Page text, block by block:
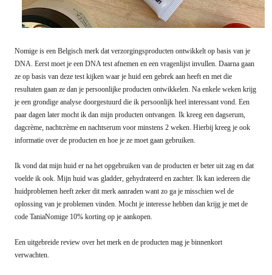
Nomige is een Belgisch merk dat verzorgingsproducten ontwikkelt op basis van je
DNA. Eerst moet je een DNA test afnemen en een vragenlijst invullen. Daarna gaan
ze op basis van deze test kijken waar je huid een gebrek aan heeft en met die
resultaten gaan ze dan je persoonlijke producten ontwikkelen. Na enkele weken krijg
je een grondige analyse doorgestuurd die ik persoonlijk heel interessant vond. Een
paar dagen later mocht ik dan mijn producten ontvangen. Ik kreeg een dagserum,
dagcrème, nachtcrème en nachtserum voor minstens 2 weken. Hierbij kreeg je ook
informatie over de producten en hoe je ze moet gaan gebruiken.
Ik vond dat mijn huid er na het opgebruiken van de producten er beter uit zag en dat
voelde ik ook. Mijn huid was gladder, gehydrateerd en zachter. Ik kan iedereen die
huidproblemen heeft zeker dit merk aanraden want zo ga je misschien wel de
oplossing van je problemen vinden. Mocht je interesse hebben dan krijg je met de
code TaniaNomige 10% korting op je aankopen.
Een uitgebreide review over het merk en de producten mag je binnenkort
verwachten.